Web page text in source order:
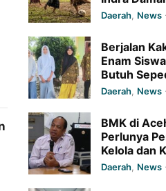
Daerah News
Berjalan
Enam
Butuh
Daerah News
BMK di
Perlunya
Kelola dan
Monitoring
Daerah News